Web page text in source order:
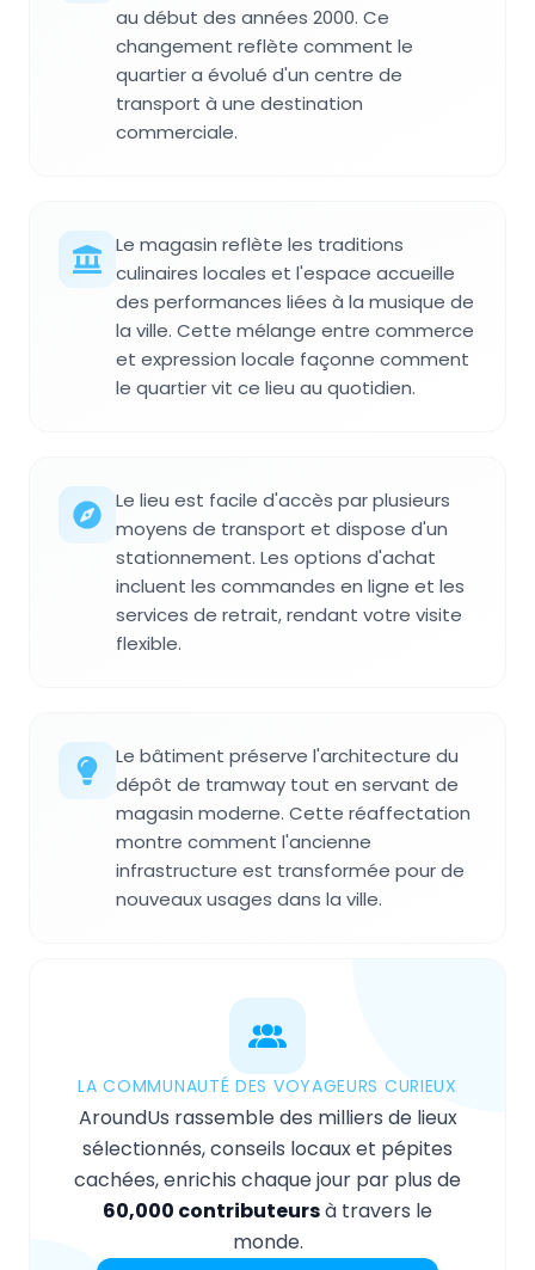
au début des années 2000. Ce
changement reflète comment le
quartier a évolué d'un centre de
transport à une destination
commerciale.
Le magasin reflète les traditions
culinaires locales et l'espace accueille
des performances liées à la musique de
la ville. Cette mélange entre commerce
et expression locale façonne comment
le quartier vit ce lieu au quotidien.
Le lieu est facile d'accès par plusieurs
moyens de transport et dispose d'un
stationnement. Les options d'achat
incluent les commandes en ligne et les
services de retrait, rendant votre visite
flexible.
Le bâtiment préserve l'architecture du
dépôt de tramway tout en servant de
magasin moderne. Cette réaffectation
montre comment l'ancienne
infrastructure est transformée pour de
nouveaux usages dans la ville.
LA COMMUNAUTÉ DES VOYAGEURS CURIEUX
AroundUs rassemble des milliers de lieux
sélectionnés, conseils locaux et pépites
cachées, enrichis chaque jour par plus de
60,000 contributeursà travers le
monde.